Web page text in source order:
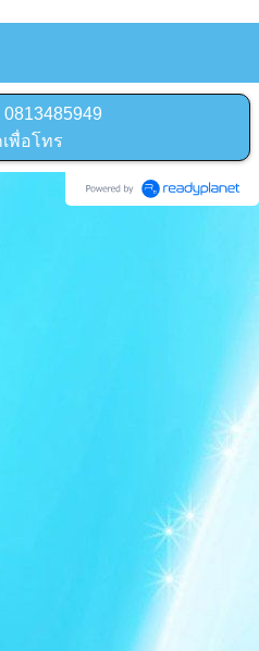
0813485949
พื่อโทร